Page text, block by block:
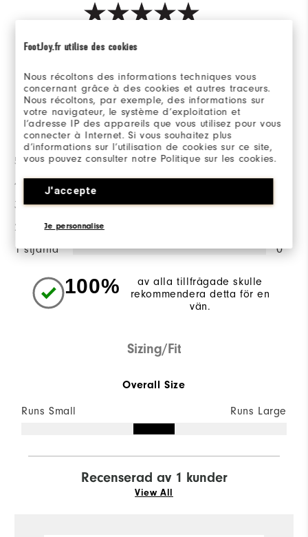
FootJoy.fr utilise des cookies
Nous récoltons des informations techniques vous
concernant grâce à des cookies et autres traceurs.
Nous récoltons, par exemple, des informations sur
votre navigateur, le système d’exploitation et
l’adresse IP des appareils que vous utilisez pour vous
connecter à Internet. Si vous souhaitez plus
d’informations sur l’utilisation de cookies sur ce site,
vous pouvez consulter notre Politique sur les cookies.
J'accepte
Je personnalise
SKRIV EN RECENSION
Betygsfördelning
5 stjärnor
4 stjärnor
3 stjärnor
2 stjärnor
1 stjärna 0
100%
av alla tillfrågade skulle
rekommendera detta för en
vän.
Sizing/Fit
Overall Size
Runs Small Runs Large
Recenserad av 1 kunder
View All